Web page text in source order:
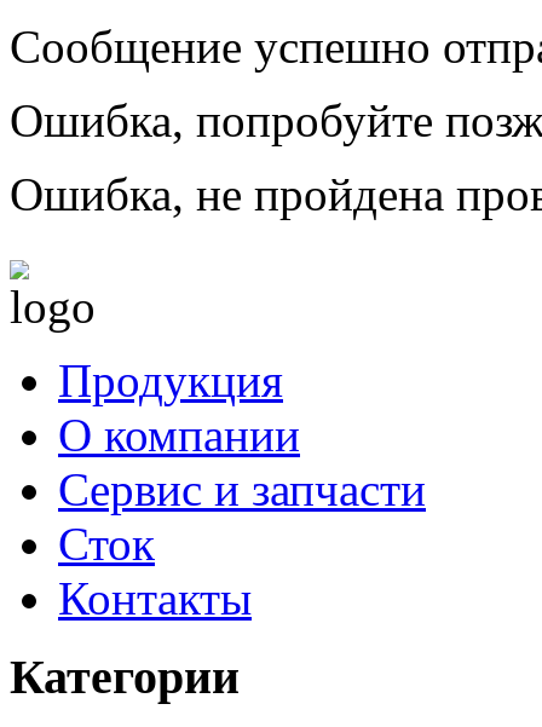
Сообщение успешно
Ошибка, попробуйте
Ошибка, не пройдена
Продукция
О компании
Сервис и запчасти
Сток
Контакты
Категории